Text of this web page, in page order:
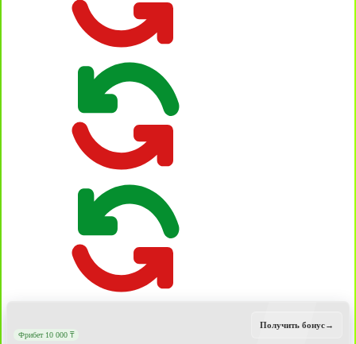
Фрибет 10 000 ₸
Получить бонус→